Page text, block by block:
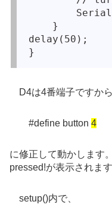
    }
delay(50);
D4は4番端子ですから
#define button 4
に修正して動かします
pressed!が表示されます
setup()内で、